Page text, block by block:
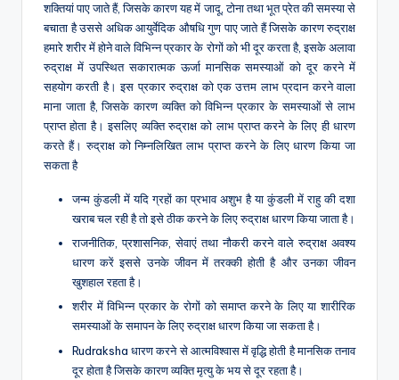
शक्तियां पाए जाते हैं, जिसके कारण यह में जादू, टोना तथा भूत प्रेत की समस्या से
बचाता है उससे अधिक आयुर्वेदिक औषधि गुण पाए जाते हैं जिसके कारण रुद्राक्ष
हमारे शरीर में होने वाले विभिन्न प्रकार के रोगों को भी दूर करता है, इसके अलावा
रुद्राक्ष में उपस्थित सकारात्मक ऊर्जा मानसिक समस्याओं को दूर करने में
सहयोग करती है। इस प्रकार रुद्राक्ष को एक उत्तम लाभ प्रदान करने वाला
माना जाता है, जिसके कारण व्यक्ति को विभिन्न प्रकार के समस्याओं से लाभ
प्राप्त होता है। इसलिए व्यक्ति रुद्राक्ष को लाभ प्राप्त करने के लिए ही धारण
करते हैं। रुद्राक्ष को निम्नलिखित लाभ प्राप्त करने के लिए धारण किया जा
सकता है
जन्म कुंडली में यदि ग्रहों का प्रभाव अशुभ है या कुंडली में राहु की दशा
खराब चल रही है तो इसे ठीक करने के लिए रुद्राक्ष धारण किया जाता है।
राजनीतिक, प्रशासनिक, सेवाएं तथा नौकरी करने वाले रुद्राक्ष अवश्य
धारण करें इससे उनके जीवन में तरक्की होती है और उनका जीवन
खुशहाल रहता है।
शरीर में विभिन्न प्रकार के रोगों को समाप्त करने के लिए या शारीरिक
समस्याओं के समापन के लिए रुद्राक्ष धारण किया जा सकता है।
Rudraksha धारण करने से आत्मविश्वास में वृद्धि होती है मानसिक तनाव
दूर होता है जिसके कारण व्यक्ति मृत्यु के भय से दूर रहता है।